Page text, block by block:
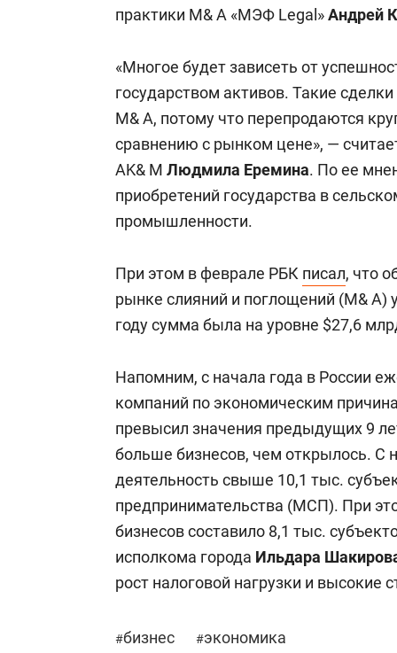
практики M& A «МЭФ Legal»Андрей
«Многое будет зависеть от
государством активов. Такие
M& A, потому что перепродаются
сравнению с рынком цене», —
AK& M Людмила Еремина. По ее
приобретений государства в
промышленности.
При этом в феврале РБК писал, что
рынке слияний и поглощений (M&
году сумма была на уровне $27,6
Напомним, с начала года в России
компаний по экономическим
превысил значения предыдущих 9
больше бизнесов, чем открылось. С
деятельность свыше 10,1 тыс.
предпринимательства (МСП). При
бизнесов составило 8,1 тыс.
исполкома города Ильдара
рост налоговой нагрузки и высокие
#бизнес #экономика